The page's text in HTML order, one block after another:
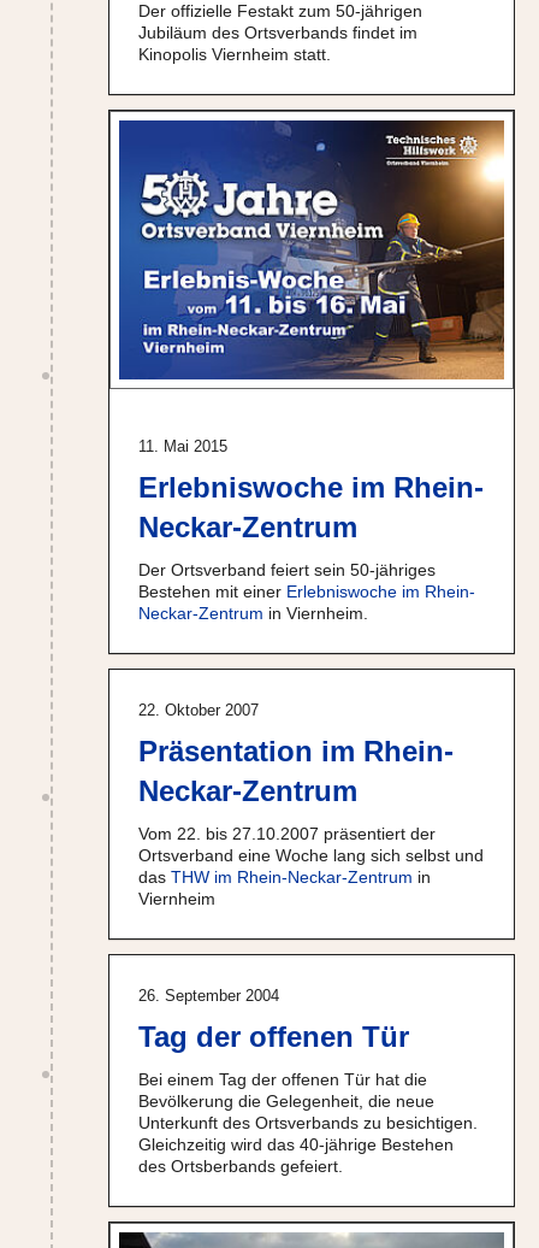
Der offizielle Festakt zum 50-jährigen
Jubiläum des Ortsverbands findet im
Kinopolis Viernheim statt.
11. Mai 2015
Erlebniswoche im Rhein-
Neckar-Zentrum
Der Ortsverband feiert sein 50-jähriges
Bestehen mit einer Erlebniswoche im Rhein-
Neckar-Zentrum in Viernheim.
22. Oktober 2007
Präsentation im Rhein-
Neckar-Zentrum
Vom 22. bis 27.10.2007 präsentiert der
Ortsverband eine Woche lang sich selbst und
das THW im Rhein-Neckar-Zentrum in
Viernheim
26. September 2004
Tag der offenen Tür
Bei einem Tag der offenen Tür hat die
Bevölkerung die Gelegenheit, die neue
Unterkunft des Ortsverbands zu besichtigen.
Gleichzeitig wird das 40-jährige Bestehen
des Ortsberbands gefeiert.